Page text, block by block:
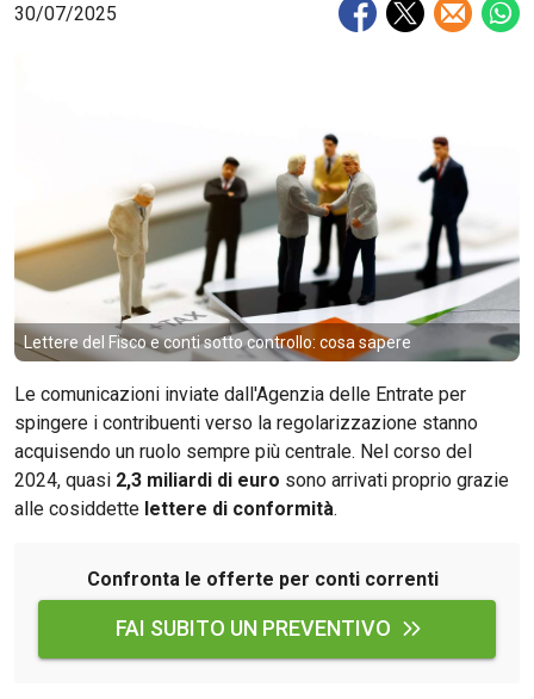
30/07/2025
Lettere del Fisco e conti sotto controllo: cosa sapere
Le comunicazioni inviate dall'Agenzia delle Entrate per
spingere i contribuenti verso la regolarizzazione stanno
acquisendo un ruolo sempre più centrale. Nel corso del
2024, quasi 2,3 miliardi di euro sono arrivati proprio grazie
alle cosiddette lettere di conformità.
Confronta le offerte per conti correnti
FAI SUBITO UN PREVENTIVO